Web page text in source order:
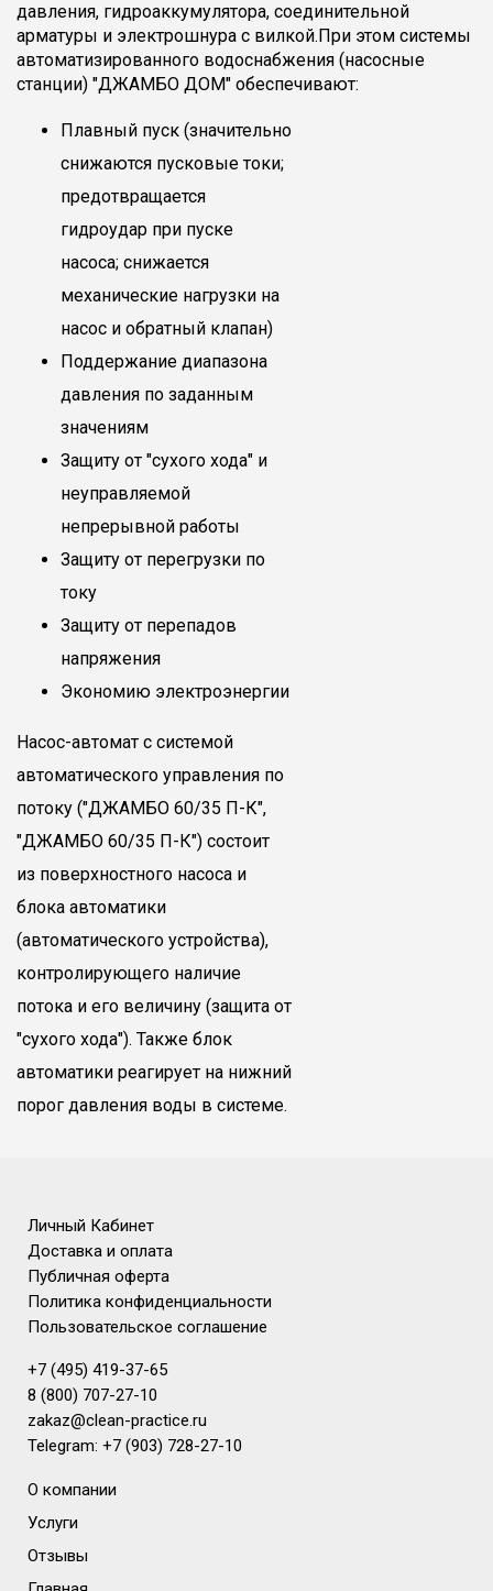
давления, гидроаккумулятора, соединительной
арматуры и электрошнура с вилкой.При этом системы
автоматизированного водоснабжения (насосные
станции) "ДЖАМБО ДОМ" обеспечивают:
Плавный пуск (значительно
снижаются пусковые токи;
предотвращается
гидроудар при пуске
насоса; снижается
механические нагрузки на
насос и обратный клапан)
Поддержание диапазона
давления по заданным
значениям
Защиту от "сухого хода" и
неуправляемой
непрерывной работы
Защиту от перегрузки по
току
Защиту от перепадов
напряжения
Экономию электроэнергии
Насос-автомат с системой
автоматического управления по
потоку ("ДЖАМБО 60/35 П-К",
"ДЖАМБО 60/35 П-К") состоит
из поверхностного насоса и
блока автоматики
(автоматического устройства),
контролирующего наличие
потока и его величину (защита от
"сухого хода"). Также блок
автоматики реагирует на нижний
порог давления воды в системе.
Личный Кабинет
Доставка и оплата
Публичная оферта
Политика конфиденциальности
Пользовательское соглашение
+7 (495) 419-37-65
8 (800) 707-27-10
zakaz@clean-practice.ru
Telegram: +7 (903) 728-27-10
О компании
Услуги
Отзывы